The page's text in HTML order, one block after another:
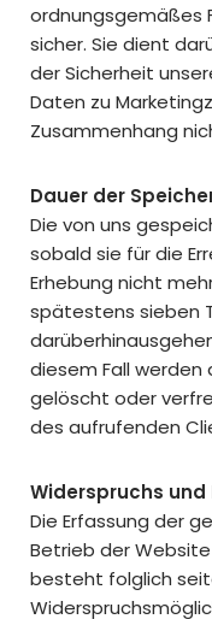
ordnungsgemäßes
sicher. Sie dient
der Sicherheit
Daten zu
Zusammenhang
Dauer der
Die von uns
sobald sie für die
Erhebung nicht
spätestens sieben
diesem Fall werden
gelöscht oder
des aufrufenden
Widerspruchs
Die Erfassung der
Betrieb der
besteht folglich